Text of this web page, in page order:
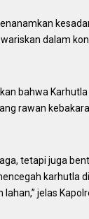
dalam
bahwa
rawan
tetapi juga
karhutla
jelas